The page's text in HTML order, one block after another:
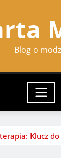
Blog o
Klucz